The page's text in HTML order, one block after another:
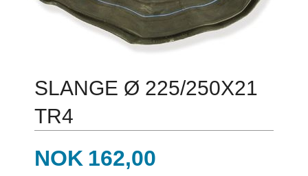
SLANGE Ø 225/250X21
TR4
Pris
NOK 162,00